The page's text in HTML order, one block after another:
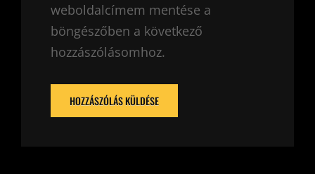
weboldalcímem mentése a
böngészőben a következő
hozzászólásomhoz.